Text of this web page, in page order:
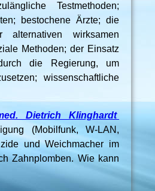
Testmethoden;
bestochene Ärzte; die
alternativen wirksamen
Methoden; der Einsatz
die Regierung, um
wissenschaftliche
Dietrich Klinghardt
(Mobilfunk, W-LAN,
und Weichmacher im
Zahnplomben. Wie kann